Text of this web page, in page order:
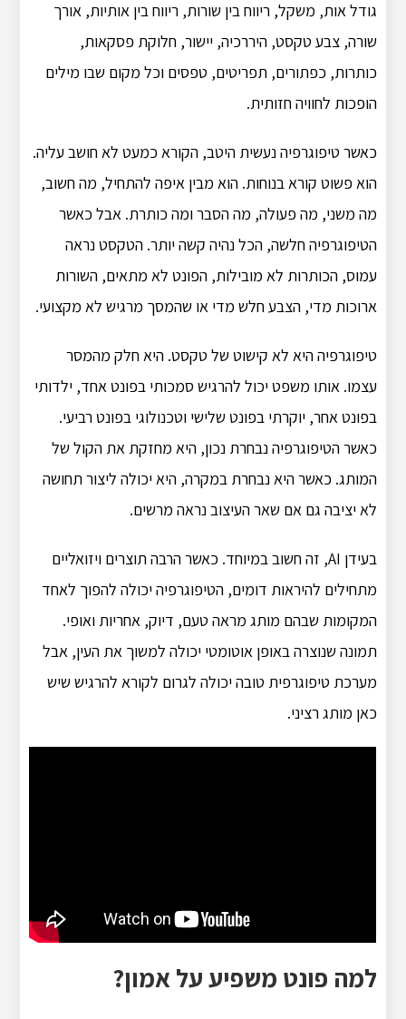
גודל אות, משקל, ריווח בין שורות, ריווח בין אותיות, אורך
שורה, צבע טקסט, היררכיה, יישור, חלוקת פסקאות,
כותרות, כפתורים, תפריטים, טפסים וכל מקום שבו מילים
הופכות לחוויה חזותית.
כאשר טיפוגרפיה נעשית היטב, הקורא כמעט לא חושב עליה.
הוא פשוט קורא בנוחות. הוא מבין איפה להתחיל, מה חשוב,
מה משני, מה פעולה, מה הסבר ומה כותרת. אבל כאשר
הטיפוגרפיה חלשה, הכל נהיה קשה יותר. הטקסט נראה
עמוס, הכותרות לא מובילות, הפונט לא מתאים, השורות
ארוכות מדי, הצבע חלש מדי או שהמסך מרגיש לא מקצועי.
טיפוגרפיה היא לא קישוט של טקסט. היא חלק מהמסר
עצמו. אותו משפט יכול להרגיש סמכותי בפונט אחד, ילדותי
בפונט אחר, יוקרתי בפונט שלישי וטכנולוגי בפונט רביעי.
כאשר הטיפוגרפיה נבחרת נכון, היא מחזקת את הקול של
המותג. כאשר היא נבחרת במקרה, היא יכולה ליצור תחושה
לא יציבה גם אם שאר העיצוב נראה מרשים.
בעידן AI, זה חשוב במיוחד. כאשר הרבה תוצרים ויזואליים
מתחילים להיראות דומים, הטיפוגרפיה יכולה להפוך לאחד
המקומות שבהם מותג מראה טעם, דיוק, אחריות ואופי.
תמונה שנוצרה באופן אוטומטי יכולה למשוך את העין, אבל
מערכת טיפוגרפית טובה יכולה לגרום לקורא להרגיש שיש
כאן מותג רציני.
למה פונט משפיע על אמון?